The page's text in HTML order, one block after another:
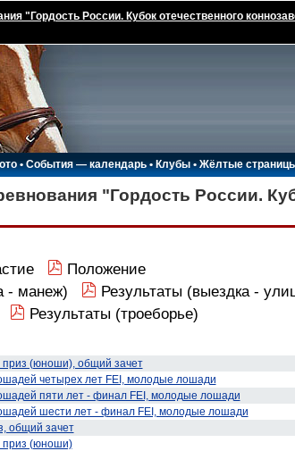
"Гордость России. Кубок отечественного
•События — календарь•Клубы •Жёлтые
"Гордость России.
Положение
- манеж)
Результаты (выездка -
Результаты (троеборье)
(юноши), общий зачет
четырех лет FEI, молодые лошади
пяти лет - финал FEI, молодые лошади
шести лет - финал FEI, молодые лошади
общий зачет
приз (юноши)